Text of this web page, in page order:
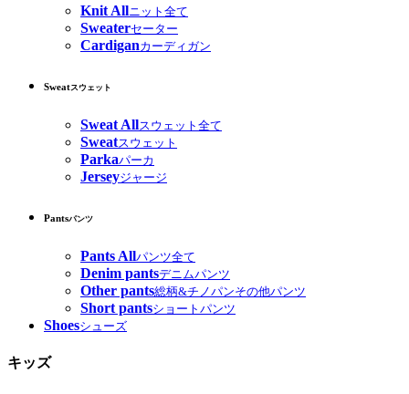
Knit Allニット全て
Sweaterセーター
Cardiganカーディガン
Sweatスウェット
Sweat Allスウェット全て
Sweatスウェット
Parkaパーカ
Jerseyジャージ
Pantsパンツ
Pants Allパンツ全て
Denim pantsデニムパンツ
Other pants総柄&チノパンその他パンツ
Short pantsショートパンツ
Shoesシューズ
キッズ